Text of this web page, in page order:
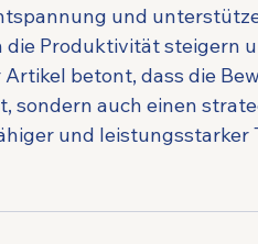
und
die Produktivität steigern
Artikel betont, dass die
sondern auch einen
und leistungsstarker